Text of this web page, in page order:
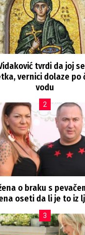
tvrdi da joj
vernici dolaze po
vodu
o braku s
oseti da li je to iz